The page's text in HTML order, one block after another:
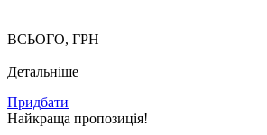
ВСЬОГО, ГРН
Детальніше
Придбати
Найкраща пропозиція!